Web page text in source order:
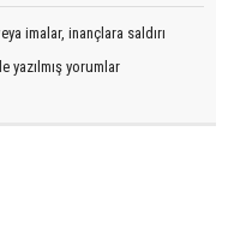
imalar, inançlara saldırı
yazılmış yorumlar